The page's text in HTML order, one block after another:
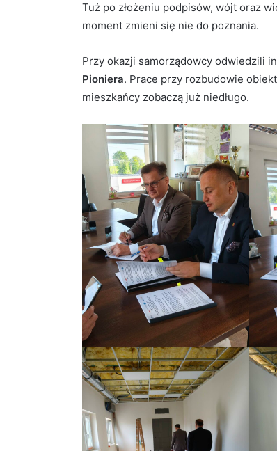
Tuż po złożeniu podpisów, wójt oraz
moment zmieni się nie do poznania.
Przy okazji samorządowcy odwiedzili
Pioniera. Prace przy rozbudowie
mieszkańcy zobaczą już niedługo.